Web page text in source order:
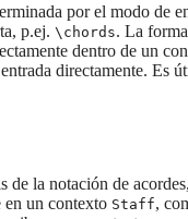
por el modo de
p.ej. \chords. La
dentro de un
directamente. Es
de la notación de
en un contexto Staff,